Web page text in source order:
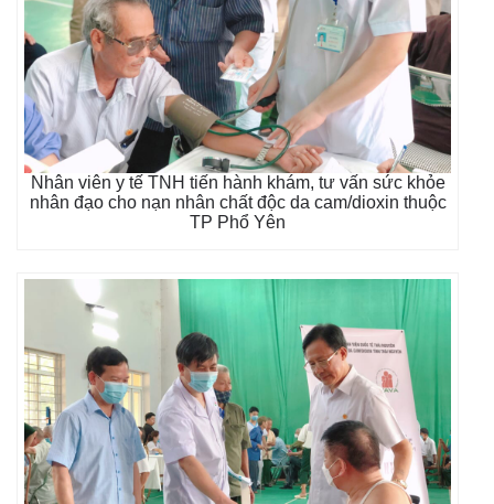
Nhân viên y tế TNH tiến hành khám, tư vấn sức khỏe
nhân đạo cho nạn nhân chất độc da cam/dioxin thuộc
TP Phổ Yên